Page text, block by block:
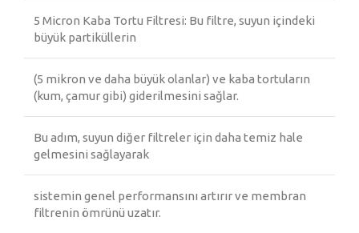
5 Micron Kaba Tortu Filtresi: Bu filtre, suyun içindeki
büyük partiküllerin
(5 mikron ve daha büyük olanlar) ve kaba tortuların
(kum, çamur gibi) giderilmesini sağlar.
Bu adım, suyun diğer filtreler için daha temiz hale
gelmesini sağlayarak
sistemin genel performansını artırır ve membran
filtrenin ömrünü uzatır.